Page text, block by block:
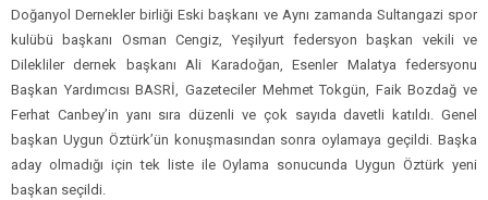
Doğanyol Dernekler birliği Eski başkanı ve Aynı zamanda Sultangazi spor
kulübü başkanı Osman Cengiz, Yeşilyurt federsyon başkan vekili ve
Dilekliler dernek başkanı Ali Karadoğan, Esenler Malatya federsyonu
Başkan Yardımcısı BASRİ, Gazeteciler Mehmet Tokgün, Faik Bozdağ ve
Ferhat Canbey’in yanı sıra düzenli ve çok sayıda davetli katıldı. Genel
başkan Uygun Öztürk’ün konuşmasından sonra oylamaya geçildi. Başka
aday olmadığı için tek liste ile Oylama sonucunda Uygun Öztürk yeni
başkan seçildi.